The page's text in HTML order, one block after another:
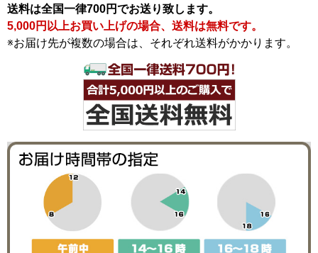
送料は全国一律700円でお送り致します。
5,000円以上お買い上げの場合、送料は無料です。
※お届け先が複数の場合は、それぞれ送料がかかります。